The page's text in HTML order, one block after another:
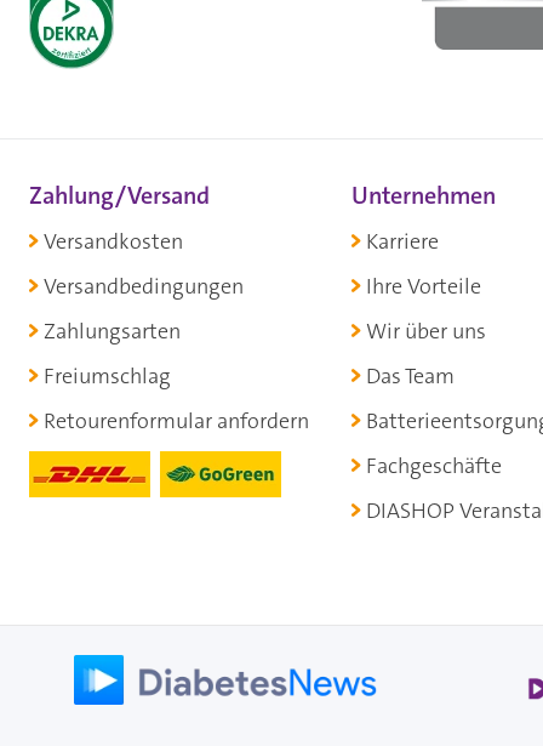
Zahlung/Versand
Versandkosten
Versandbedingungen
Zahlungsarten
Freiumschlag
Retourenformular anfordern
Unternehmen
Karriere
Ihre Vorteile
Wir über uns
Das Team
Fachgeschäfte
DIASHOP